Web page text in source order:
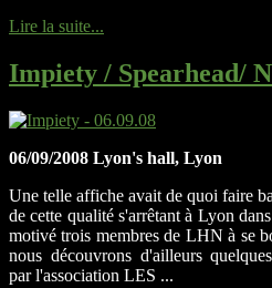
Lire la suite...
Impiety / Spearhead/
06/09/2008 Lyon's hall, Lyon
Une telle affiche avait de quoi faire
de cette qualité s'arrêtant à Lyon
motivé trois membres de LHN à se
nous découvrons d'ailleurs
par l'association LES ...